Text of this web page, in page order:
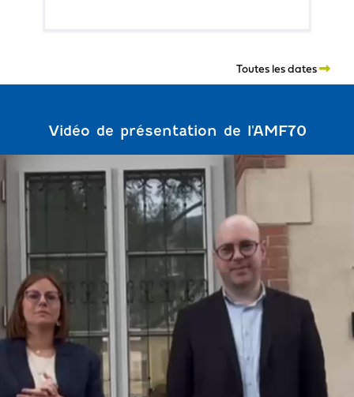
Toutes les dates
Vidéo de présentation de l'AMF70